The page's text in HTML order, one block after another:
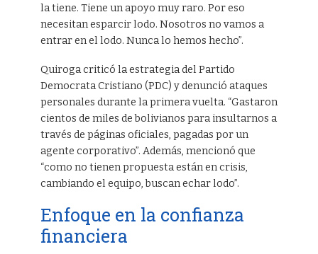
la tiene. Tiene un apoyo muy raro. Por eso
necesitan esparcir lodo. Nosotros no vamos a
entrar en el lodo. Nunca lo hemos hecho”.
Quiroga criticó la estrategia del Partido
Democrata Cristiano (PDC) y denunció ataques
personales durante la primera vuelta. “Gastaron
cientos de miles de bolivianos para insultarnos a
través de páginas oficiales, pagadas por un
agente corporativo”. Además, mencionó que
“como no tienen propuesta están en crisis,
cambiando el equipo, buscan echar lodo”.
Enfoque en la confianza
financiera